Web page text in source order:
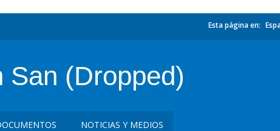
Esta página en:
San (Dropped)
NOTICIAS Y MEDIOS